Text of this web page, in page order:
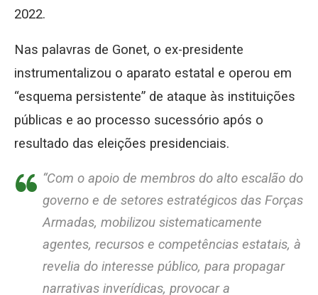
2022.
Nas palavras de Gonet, o ex-presidente
instrumentalizou o aparato estatal e operou em
“esquema persistente” de ataque às instituições
públicas e ao processo sucessório após o
resultado das eleições presidenciais.
“Com o apoio de membros do alto escalão do
governo e de setores estratégicos das Forças
Armadas, mobilizou sistematicamente
agentes, recursos e competências estatais, à
revelia do interesse público, para propagar
narrativas inverídicas, provocar a